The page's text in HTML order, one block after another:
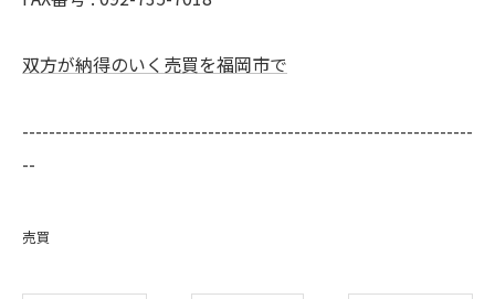
双方が納得のいく売買を福岡市で
--------------------------------------------------------------------
--
売買